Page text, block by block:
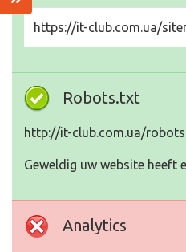
https://it-club.com.ua/
Robots.txt
http://it-club.com.ua/
Geweldig uw website heeft
Analytics